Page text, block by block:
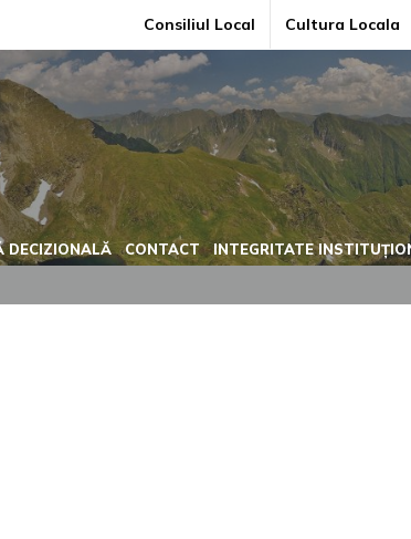
Consiliul Local Cultura Locala
DECIZIONALĂ CONTACT INTEGRITATE